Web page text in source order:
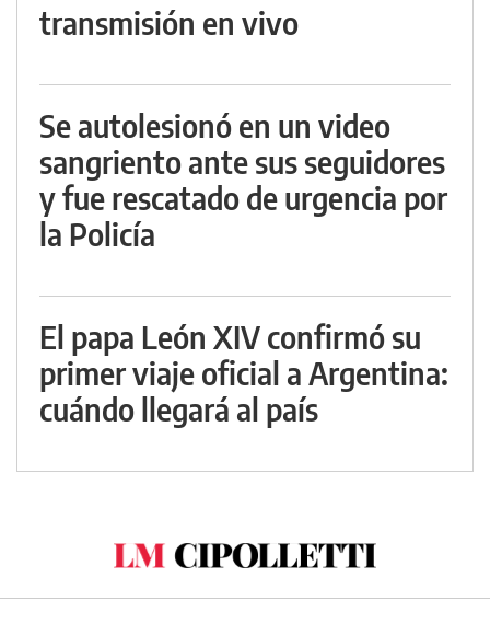
transmisión en vivo
Se autolesionó en un video
sangriento ante sus seguidores
y fue rescatado de urgencia por
la Policía
El papa León XIV confirmó su
primer viaje oficial a Argentina:
cuándo llegará al país